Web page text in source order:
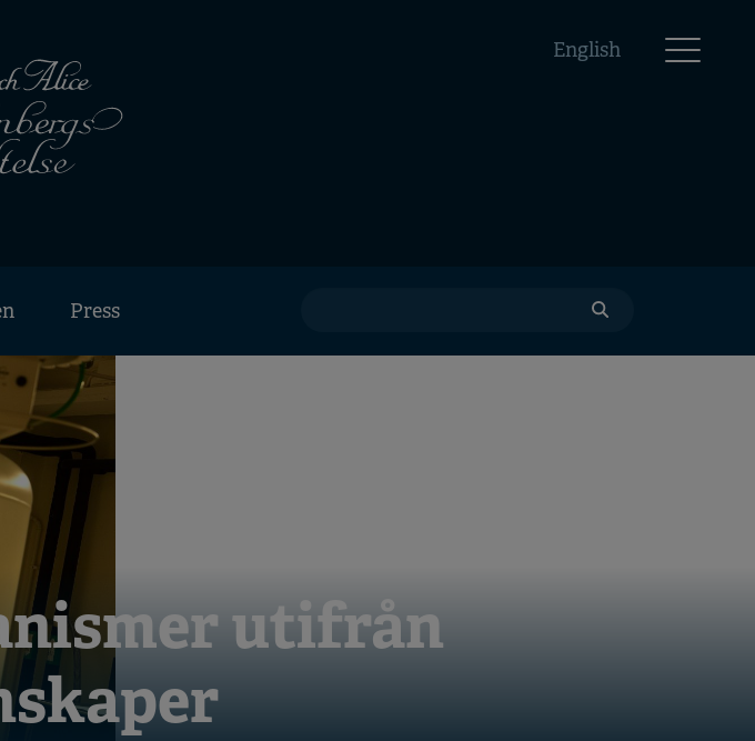
English
Press
utifrån